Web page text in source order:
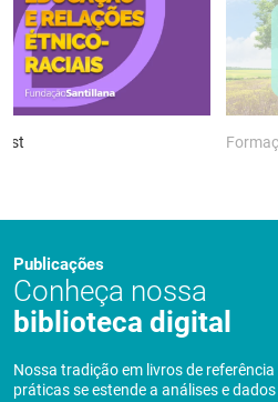
Publicações
Conheça nossa
biblioteca digital
Nossa tradição em livros de
práticas se estende a análises e dados